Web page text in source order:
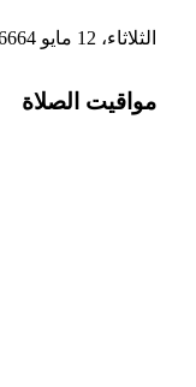
الثلاثاء، 12 مايو 2026 664
مواقيت الصلاة